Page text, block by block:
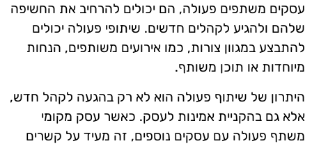
עסקים משתפים פעולה, הם יכולים להרחיב את החשיפה
שלהם ולהגיע לקהלים חדשים. שיתופי פעולה יכולים
להתבצע במגוון צורות, כמו אירועים משותפים, הנחות
מיוחדות או תוכן משותף.
היתרון של שיתוף פעולה הוא לא רק בהגעה לקהל חדש,
אלא גם בהקניית אמינות לעסק. כאשר עסק מקומי
משתף פעולה עם עסקים נוספים, זה מעיד על קשרים